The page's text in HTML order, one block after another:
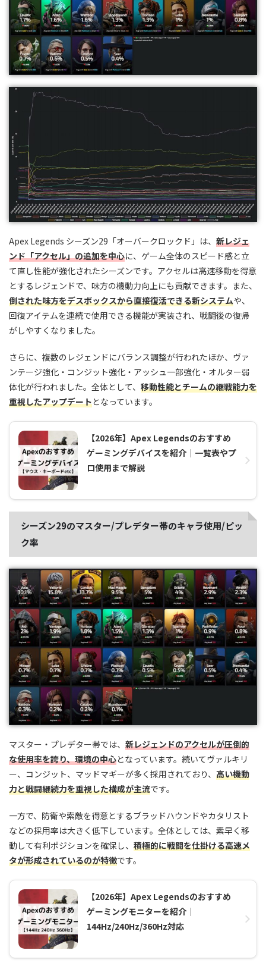
Apex Legends シーズン29「オーバークロックド」は、 新レジェ
ンド「アクセル」の追加を中心に、ゲーム全体のスピード感と立
て直し性能が強化されたシーズンです。アクセルは高速移動を得意
とするレジェンドで、味方の機動力向上にも貢献できます。また、
倒された味方をデスボックスから直接復活できる新システムや、
回復アイテムを連続で使用できる機能が実装され、戦闘後の復帰
がしやすくなりました。
さらに、複数のレジェンドにバランス調整が行われたほか、ヴァ
ンテージ強化・コンジット強化・アッシュ一部強化・オルター弱
体化が行われました。全体として、 移動性能とチームの継戦能力を
重視したアップデートとなっています。
【2026年】Apex Legendsのおすすめ
ゲーミングデバイスを紹介｜一覧表やプ
ロ使用まで解説
シーズン29のマスター/プレデター帯のキャラ使用/ピッ
ク率
マスター・プレデター帯では、 新レジェンドのアクセルが圧倒的
な使用率を誇り、環境の中心となっています。続いてヴァルキリ
ー、コンジット、マッドマギーが多く採用されており、 高い機動
力と戦闘継続力を重視した構成が主流です。
一方で、防衛や索敵を得意とするブラッドハウンドやカタリスト
などの採用率は大きく低下しています。全体としては、素早く移
動して有利ポジションを確保し、 積極的に戦闘を仕掛ける高速メ
タが形成されているのが特徴です。
【2026年】Apex Legendsのおすすめ
ゲーミングモニターを紹介｜
144Hz/240Hz/360Hz対応